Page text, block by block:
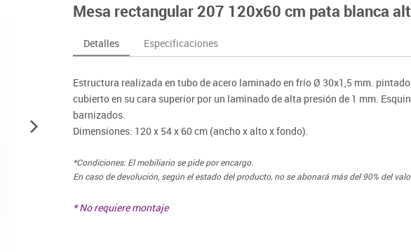
Soportes
Videoproyección
Mobiliario oficina y despacho
Mesas escolares, abatibles y polivalentes
Percheros, baldas y taquillas
Sillas, bancos y taburetes
Balones y pelotas
Entrenamiento
Foam
Mesa rectangular 207 120x60 cm pata blanca
Detalles Especificaciones
Estructura realizada en tubo de acero laminado en frío Ø 30x1,5 mm.
cubierto en su cara superior por un laminado de alta presión de 1 mm.
barnizados.
Dimensiones: 120 x 54 x 60 cm (ancho x alto x fondo).
*Condiciones: El mobiliario se pide por encargo.
En caso de devolución, según el estado del producto, no se abonará más del 90% del
* No requiere montaje